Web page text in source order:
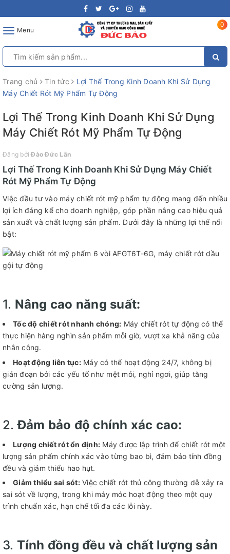
ToggleMenu
0
Trang chủ Tin tức
Lợi Thế Trong Kinh Doanh Khi Sử Dụng
Máy Chiết Rót Mỹ Phẩm Tự Động
Lợi Thế Trong Kinh Doanh Khi Sử Dụng
Máy Chiết Rót Mỹ Phẩm Tự Động
Đăng bởiĐào Đức Lân
Lợi Thế Trong Kinh Doanh Khi Sử Dụng Máy Chiết
Rót Mỹ Phẩm Tự Động
Việc đầu tư vào máy chiết rót mỹ phẩm tự động mang đến nhiều
lợi ích đáng kể cho doanh nghiệp, góp phần nâng cao hiệu quả
sản xuất và chất lượng sản phẩm. Dưới đây là những lợi thế nổi
bật:
1. Nâng cao năng suất:
Tốc độ chiết rót nhanh chóng: Máy chiết rót tự động có thể
thực hiện hàng nghìn sản phẩm mỗi giờ, vượt xa khả năng của
nhân công.
Hoạt động liên tục:Máy có thể hoạt động 24/7, không bị
gián đoạn bởi các yếu tố như mệt mỏi, nghỉ ngơi, giúp tăng
cường sản lượng.
2.Đảm bảo độ chính xác cao:
Lượng chiết rót ổn định: Máy được lập trình để chiết rót một
lượng sản phẩm chính xác vào từng bao bì, đảm bảo tính đồng
đều và giảm thiểu hao hụt.
Giảm thiểu sai sót:Việc chiết rót thủ công thường dễ xảy ra
sai sót về lượng, trong khi máy móc hoạt động theo một quy
trình chuẩn xác, hạn chế tối đa các lỗi này.
3. Tính đồng đều và chất lượng sản